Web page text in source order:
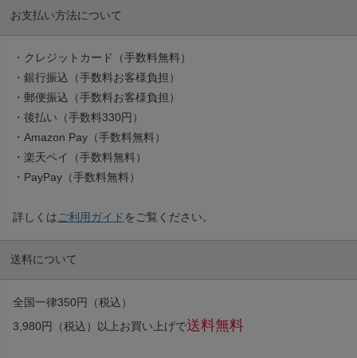
お支払い方法について
・クレジットカード（手数料無料）
・銀行振込（手数料お客様負担）
・郵便振込（手数料お客様負担）
・後払い（手数料330円）
・Amazon Pay（手数料無料）
・楽天ペイ（手数料無料）
・PayPay（手数料無料）
詳しくはご利用ガイド をご覧ください。
送料について
全国一律350円（税込）
3,980円（税込）以上お買い上げで送料無料